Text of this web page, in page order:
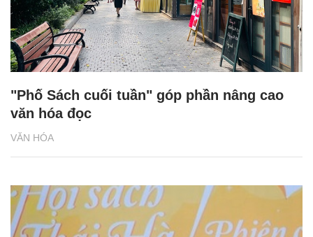
VĂN HÓA
"Phố Sách cuối tuần" góp phần nâng cao
văn hóa đọc